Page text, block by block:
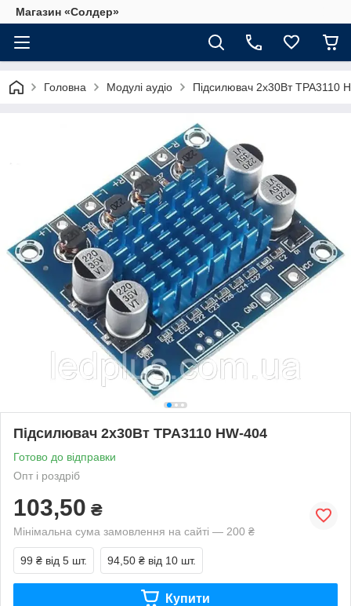
Магазин «Солдер»
Головна Модулі аудіо Підсилювач 2х30Вт TPA3110
Підсилювач 2х30Вт TPA3110 HW-404
Готово до відправки
Опт і роздріб
103,50 ₴
Мінімальна сума замовлення на сайті — 200 ₴
99 ₴ від 5 шт. 94,50 ₴ від 10 шт.
Купити